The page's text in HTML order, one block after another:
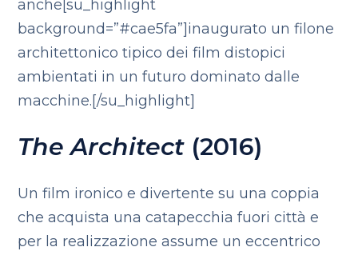
anche[su_highlight
background=”#cae5fa”]inaugurato un filone
architettonico tipico dei film distopici
ambientati in un futuro dominato dalle
macchine.[/su_highlight]
The Architect (2016)
Un film ironico e divertente su una coppia
che acquista una catapecchia fuori città e
per la realizzazione assume un eccentrico